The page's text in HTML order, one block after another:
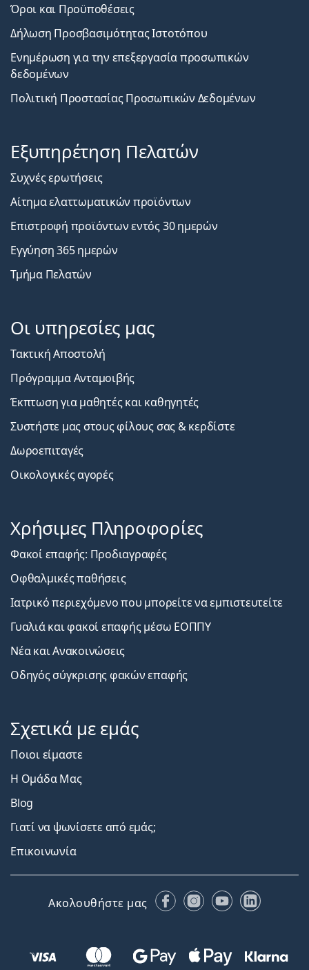
Όροι και Προϋποθέσεις
Δήλωση Προσβασιμότητας Ιστοτόπου
Ενημέρωση για την επεξεργασία προσωπικών
δεδομένων
Πολιτική Προστασίας Προσωπικών Δεδομένων
Εξυπηρέτηση Πελατών
Συχνές ερωτήσεις
Αίτημα ελαττωματικών προϊόντων
Επιστροφή προϊόντων εντός 30 ημερών
Εγγύηση 365 ημερών
Τμήμα Πελατών
Οι υπηρεσίες μας
Τακτική Αποστολή
Πρόγραμμα Ανταμοιβής
Έκπτωση για μαθητές και καθηγητές
Συστήστε μας στους φίλους σας & κερδίστε
Δωροεπιταγές
Οικολογικές αγορές
Χρήσιμες Πληροφορίες
Φακοί επαφής: Προδιαγραφές
Οφθαλμικές παθήσεις
Ιατρικό περιεχόμενο που μπορείτε να εμπιστευτείτε
Γυαλιά και φακοί επαφής μέσω ΕΟΠΠΥ
Νέα και Ανακοινώσεις
Οδηγός σύγκρισης φακών επαφής
Σχετικά με εμάς
Ποιοι είμαστε
Η Ομάδα Μας
Blog
Γιατί να ψωνίσετε από εμάς;
Επικοινωνία
Ακολουθήστε μας FacebookInstagram
YouTubeLinkedIn